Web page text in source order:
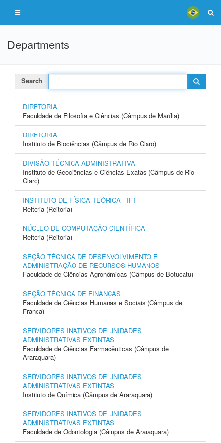
Departments
Search
DIRETORIA
Faculdade de Filosofia e Ciências (Câmpus de Marília)
DIRETORIA
Instituto de Biociências (Câmpus de Rio Claro)
DIVISÃO TÉCNICA ADMINISTRATIVA
Instituto de Geociências e Ciências Exatas (Câmpus de Rio
Claro)
INSTITUTO DE FÍSICA TEÓRICA - IFT
Reitoria (Reitoria)
NÚCLEO DE COMPUTAÇÃO CIENTÍFICA
Reitoria (Reitoria)
SEÇÃO TÉCNICA DE DESENVOLVIMENTO E
ADMINISTRAÇÃO DE RECURSOS HUMANOS
Faculdade de Ciências Agronômicas (Câmpus de Botucatu)
SEÇÃO TÉCNICA DE FINANÇAS
Faculdade de Ciências Humanas e Sociais (Câmpus de
Franca)
SERVIDORES INATIVOS DE UNIDADES
ADMINISTRATIVAS EXTINTAS
Faculdade de Ciências Farmacêuticas (Câmpus de
Araraquara)
SERVIDORES INATIVOS DE UNIDADES
ADMINISTRATIVAS EXTINTAS
Instituto de Química (Câmpus de Araraquara)
SERVIDORES INATIVOS DE UNIDADES
ADMINISTRATIVAS EXTINTAS
Faculdade de Odontologia (Câmpus de Araraquara)